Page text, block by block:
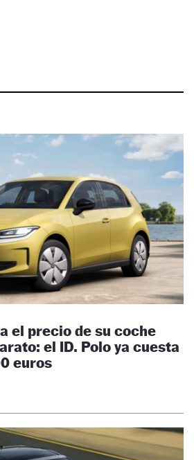
el precio de su coche
el ID. Polo ya cuesta
euros